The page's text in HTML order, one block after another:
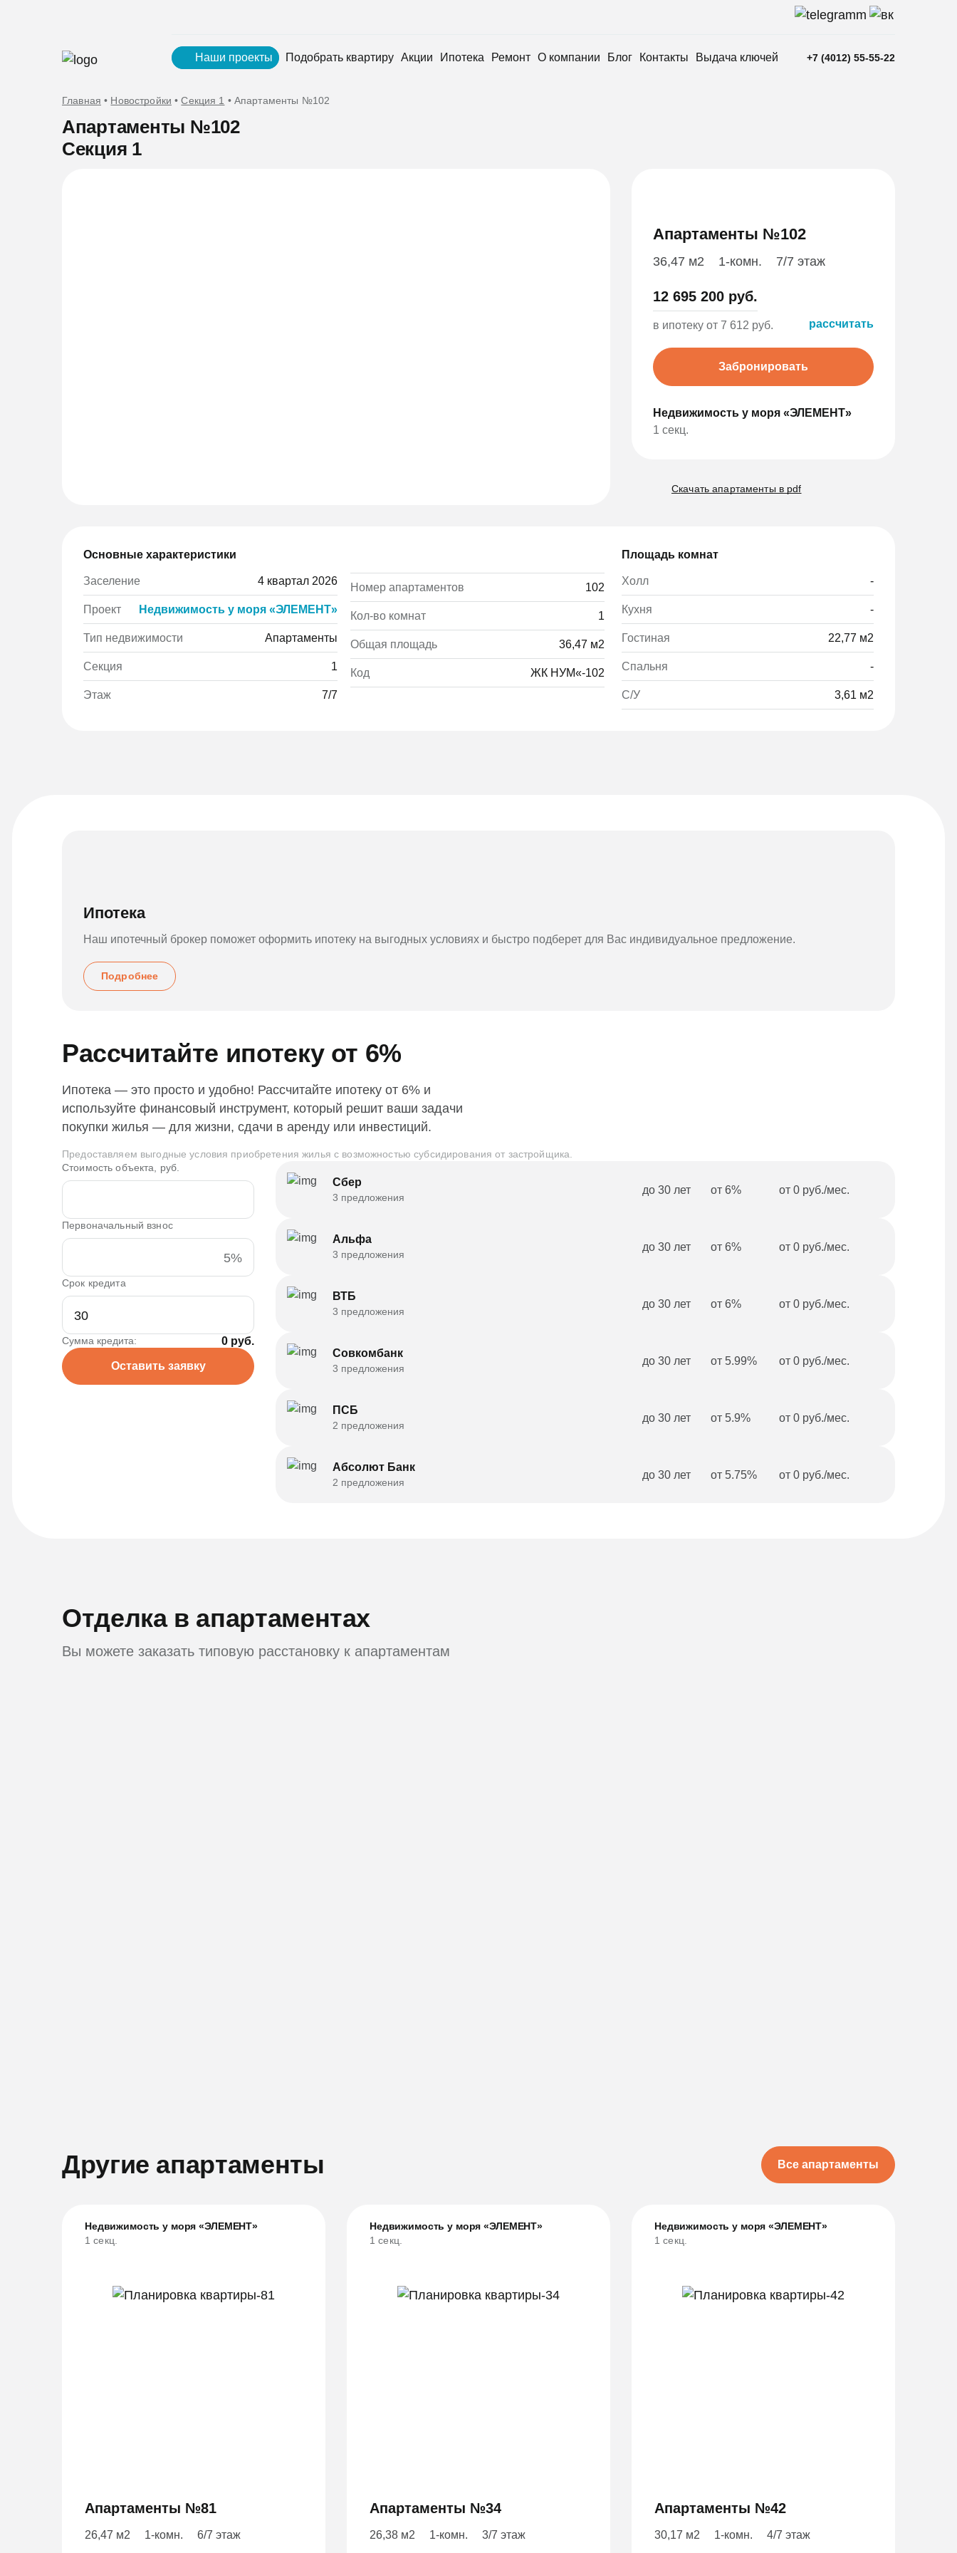
Наши проекты Подобрать квартиру Акции Ипотека Ремонт О компании Блог Контакты Выдача ключей +7 (4012) 55-55-22
Главная • Новостройки •Секция 1 • Апартаменты №102
Апартаменты №102
Секция 1
Апартаменты №102
36,47 м2 1-комн. 7/7 этаж
12 695 200 руб.
в ипотеку от 7 612 руб. рассчитать
Забронировать
Недвижимость у моря «ЭЛЕМЕНТ»
1 секц.
Скачать апартаменты в pdf
Основные характеристики
Заселение 4 квартал 2026
Проект Недвижимость у моря «ЭЛЕМЕНТ»
Тип недвижимости Апартаменты
Секция 1
Этаж 7/7
Номер апартаментов 102
Кол-во комнат 1
Общая площадь 36,47 м2
Код ЖК НУМ«-102
Площадь комнат
Холл -
Кухня -
Гостиная 22,77 м2
Спальня -
С/У 3,61 м2
Ипотека
Наш ипотечный брокер поможет оформить ипотеку на выгодных условиях и быстро подберет для Вас индивидуальное предложение.
Подробнее
Рассчитайте ипотеку от 6%
Ипотека — это просто и удобно! Рассчитайте ипотеку от 6% и
используйте финансовый инструмент, который решит ваши задачи
покупки жилья — для жизни, сдачи в аренду или инвестиций.
Предоставляем выгодные условия приобретения жилья с возможностью субсидирования от застройщика.
Стоимость объекта, руб.
Первоначальный взнос
5%
Срок кредита
Сумма кредита: 0 руб.
Оставить заявку
Сбер
3 предложения
до 30 лет от 6% от 0 руб./мес.
Альфа
3 предложения
до 30 лет от 6% от 0 руб./мес.
ВТБ
3 предложения
до 30 лет от 6% от 0 руб./мес.
Совкомбанк
3 предложения
до 30 лет от 5.99% от 0 руб./мес.
ПСБ
2 предложения
до 30 лет от 5.9% от 0 руб./мес.
Абсолют Банк
2 предложения
до 30 лет от 5.75% от 0 руб./мес.
Отделка в апартаментах
Вы можете заказать типовую расстановку к апартаментам
Другие апартаменты Все апартаменты
Недвижимость у моря «ЭЛЕМЕНТ»
1 секц.
Апартаменты №81
26,47 м2 1-комн. 6/7 этаж
Недвижимость у моря «ЭЛЕМЕНТ»
1 секц.
Апартаменты №34
26,38 м2 1-комн. 3/7 этаж
Недвижимость у моря «ЭЛЕМЕНТ»
1 секц.
Апартаменты №42
30,17 м2 1-комн. 4/7 этаж